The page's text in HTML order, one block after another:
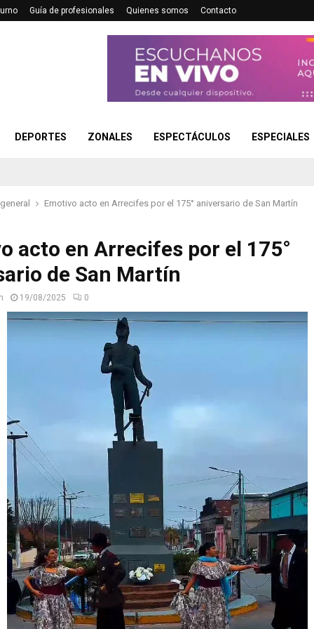
Guía de profesionales Quienes somos Contacto
DEPORTES ZONALES ESPECTÁCULOS ESPECIALES
Emotivo acto en Arrecifes por el 175° aniversario de San Martín
acto en Arrecifes por el 175°
de San Martín
19/08/2025 0